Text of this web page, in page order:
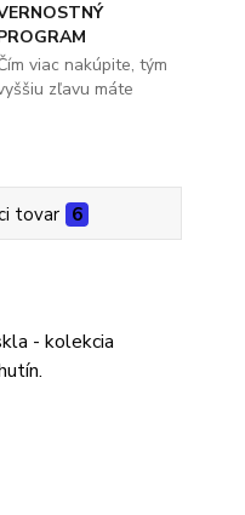
viac nakúpite, tým
zľavu máte
tovar 6
- kolekcia